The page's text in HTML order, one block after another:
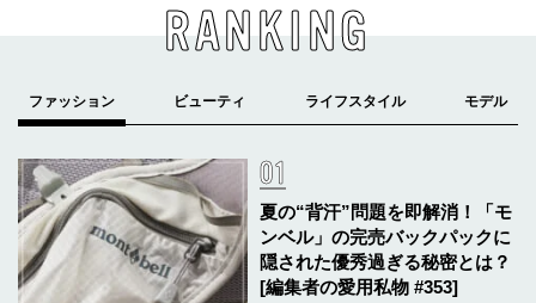
RANKING
夏の“背汗”問題を即解消！「モ
ンベル」の完売バックパックに
隠された優秀過ぎる秘密とは？
[編集者の愛用私物 #353]